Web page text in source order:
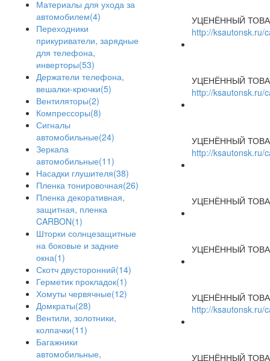
Материалы для ухода за
автомобилем(4)
Переходники
прикуриватели, зарядные
для телефона,
инверторы(53)
Держатели телефона,
вешалки-крючки(5)
Вентиляторы(2)
Компрессоры(8)
Сигналы
автомобильные(24)
Зеркала
автомобильные(11)
Насадки глушителя(38)
Пленка тонировочная(26)
Пленка декоративная,
защитная, пленка
CARBON(1)
Шторки солнцезащитные
на боковые и задние
окна(1)
Скотч двусторонний(14)
Герметик прокладок(1)
Хомуты червячные(12)
Домкраты(28)
Вентили, золотники,
колпачки(11)
Багажники
автомобильные,
УЦЕНЁННЫЙ
http://ksautonsk.ru/
УЦЕНЁННЫЙ
http://ksautonsk.ru/
УЦЕНЁННЫЙ
http://ksautonsk.ru/
УЦЕНЁННЫЙ
УЦЕНЁННЫЙ
УЦЕНЁННЫЙ
http://ksautonsk.ru/
УЦЕНЁННЫЙ